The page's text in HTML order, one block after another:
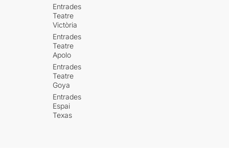
Entrades
Teatre
Victòria
Entrades
Teatre
Apolo
Entrades
Teatre
Goya
Entrades
Espai
Texas